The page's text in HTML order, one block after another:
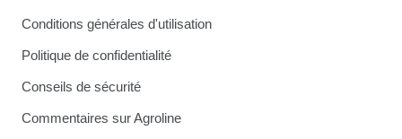
Conditions générales d'utilisation
Politique de confidentialité
Conseils de sécurité
Commentaires sur Agroline